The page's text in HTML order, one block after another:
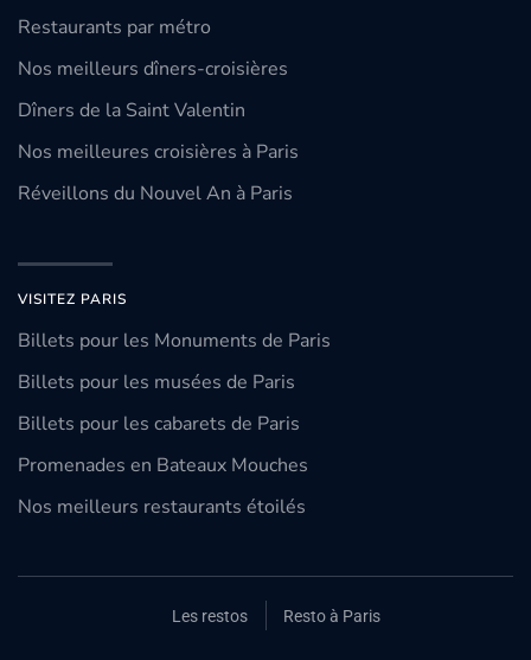
Restaurants par métro
Nos meilleurs dîners-croisières
Dîners de la Saint Valentin
Nos meilleures croisières à Paris
Réveillons du Nouvel An à Paris
VISITEZ PARIS
Billets pour les Monuments de Paris
Billets pour les musées de Paris
Billets pour les cabarets de Paris
Promenades en Bateaux Mouches
Nos meilleurs restaurants étoilés
Les restos Resto à Paris